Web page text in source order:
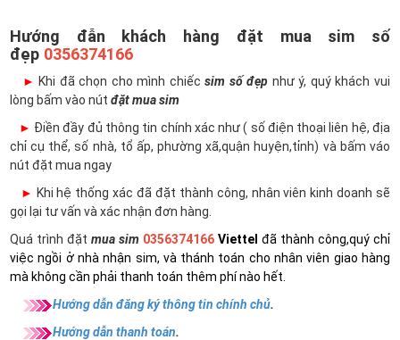
Hướng đẫn khách hàng đặt mua sim số
đẹp 0356374166
► Khi đã chọn cho mình chiếcsim số đẹp như ý, quý khách vui
lòng bấm vào nút đặt mua sim
► Điền đầy đủ thông tin chính xác như ( số điện thoại liên hệ, địa
chỉ cụ thể, số nhà, tổ ấp, phường xã,quận huyện,tỉnh) và bấm váo
nút đặt mua ngay
► Khi hệ thống xác đã đặt thành công, nhân viên kinh doanh sẽ
gọi lại tư vấn và xác nhận đơn hàng.
Quá trình đặt mua sim 0356374166 Viettel đã thành công,quý chỉ
việc ngồi ở nhà nhận sim, và thánh toán cho nhân viên giao hàng
mà không cần phải thanh toán thêm phí nào hết.
Hướng dẫn đăng ký thông tin chính chủ.
Hướng dẫn thanh toán.